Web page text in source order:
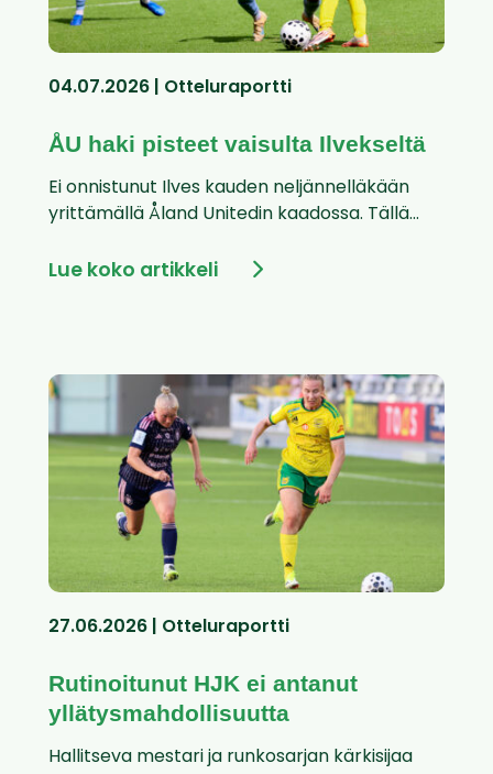
04.07.2026 | Otteluraportti
ÅU haki pisteet vaisulta Ilvekseltä
Ei onnistunut Ilves kauden neljännelläkään
yrittämällä Åland Unitedin kaadossa. Tällä...
Lue koko artikkeli
27.06.2026 | Otteluraportti
Rutinoitunut HJK ei antanut
yllätysmahdollisuutta
Hallitseva mestari ja runkosarjan kärkisijaa